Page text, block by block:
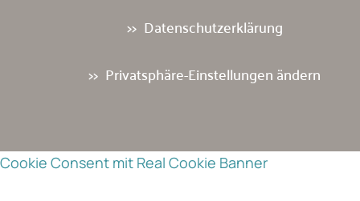
Datenschutzerklärung
Privatsphäre-Einstellungen ändern
Cookie Consent mit Real Cookie Banner